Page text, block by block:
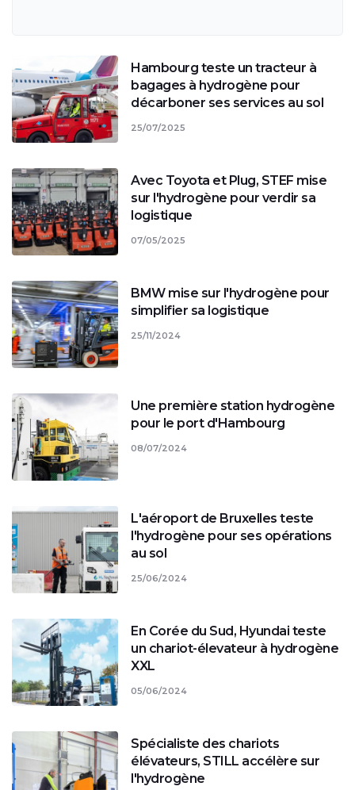
Hambourg teste un tracteur à
bagages à hydrogène pour
décarboner ses services au sol
25/07/2025
Avec Toyota et Plug, STEF mise
sur l'hydrogène pour verdir sa
logistique
07/05/2025
BMW mise sur l'hydrogène pour
simplifier sa logistique
25/11/2024
Une première station hydrogène
pour le port d'Hambourg
08/07/2024
L'aéroport de Bruxelles teste
l'hydrogène pour ses opérations
au sol
25/06/2024
En Corée du Sud, Hyundai teste
un chariot-élevateur à hydrogène
XXL
05/06/2024
Spécialiste des chariots
élévateurs, STILL accélère sur
l'hydrogène